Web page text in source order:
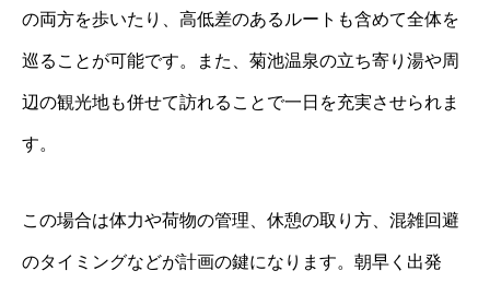
の両方を歩いたり、高低差のあるルートも含めて全体を
巡ることが可能です。また、菊池温泉の立ち寄り湯や周
辺の観光地も併せて訪れることで一日を充実させられま
す。
この場合は体力や荷物の管理、休憩の取り方、混雑回避
のタイミングなどが計画の鍵になります。朝早く出発